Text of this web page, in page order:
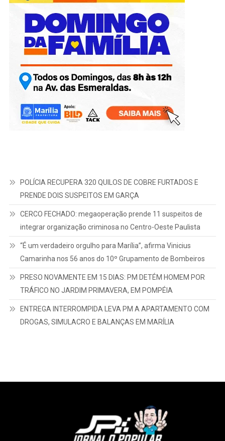
POLÍCIA RECUPERA 320 QUILOS DE COBRE FURTADOS E
PRENDE DOIS SUSPEITOS EM GARÇA
CERCO FECHADO: megaoperação prende 11 suspeitos de
integrar organização criminosa no Centro-Oeste Paulista
“É um verdadeiro orgulho para Marília”, afirma Vinicius
Camarinha nos 56 anos do 10º Grupamento de Bombeiros
PRESO NOVAMENTE EM 15 DIAS: PM DETÉM HOMEM POR
TRÁFICO NO JARDIM PRIMAVERA, EM POMPÉIA
ENTREGA INTERROMPIDA LEVA PM A APARTAMENTO COM
DROGAS, SIMULACRO E BALANÇAS EM MARÍLIA